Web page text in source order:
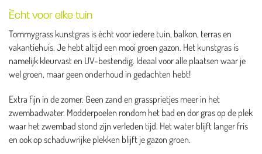
Ècht voor elke tuin
Tommygrass kunstgras is ècht voor iedere tuin, balkon, terras en
vakantiehuis. Je hebt altijd een mooi groen gazon. Het kunstgras is
namelijk kleurvast en UV-bestendig. Ideaal voor alle plaatsen waar je
wel groen, maar geen onderhoud in gedachten hebt!
Extra fijn in de zomer. Geen zand en grassprietjes meer in het
zwembadwater. Modderpoelen rondom het bad en dor gras op de plek
waar het zwembad stond zijn verleden tijd. Het water blijft langer fris
en ook op schaduwrijke plekken blijft je gazon groen.